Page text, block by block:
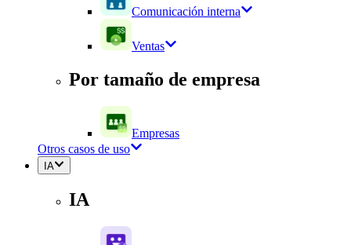
Comunicación interna
Ventas
Por tamaño de empresa
Empresas
Otros casos de uso
IA
IA